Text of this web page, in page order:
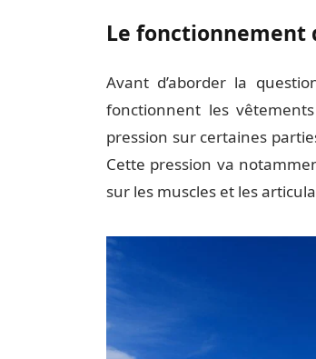
Le fonctionnement
Avant d’aborder la
fonctionnent les
pression sur certaines
Cette pression va
sur les muscles et les